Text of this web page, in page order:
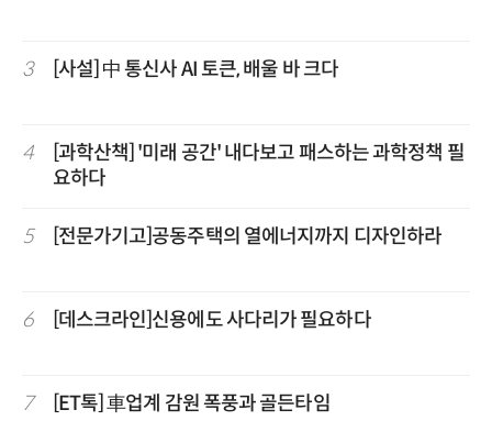
3 [사설] 中 통신사 AI 토큰, 배울 바 크다
4
[과학산책] '미래 공간' 내다보고 패스하는 과학정책 필
요하다
5 [전문가기고]공동주택의 열에너지까지 디자인하라
6 [데스크라인]신용에도 사다리가 필요하다
7 [ET톡] 車업계 감원 폭풍과 골든타임